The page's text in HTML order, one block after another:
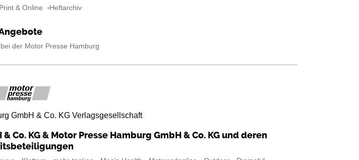
& Online Heftarchiv
der Motor Presse Hamburg
GmbH & Co. KG Verlagsgesellschaft
KG & Motor Presse Hamburg GmbH & Co. KG und deren